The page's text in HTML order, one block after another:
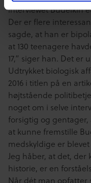
interviewet Budeikin
Der er flere
sagde, at han er
at 130 teenagere
17,” siger han. Det er
Udtrykket biologisk
2016 i titlen på en
højtstående
noget om i selve
forsigtig og
at kunne fremstille
medskyldige er
Jeg håber, at det,
historie, er en
Når dét man opfatter